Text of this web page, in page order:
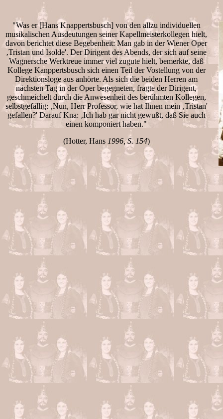
"Was er [Hans Knappertsbusch] von den allzu individuellen
musikalischen Ausdeutungen seiner Kapellmeisterkollegen hielt,
davon berichtet diese Begebenheit: Man gab in der Wiener Oper
‚Tristan und Isolde'. Der Dirigent des Abends, der sich auf seine
Wagnersche Werktreue immer viel zugute hielt, bemerkte, daß
Kollege Kanppertsbusch sich einen Teil der Vostellung von der
Direktionsloge aus anhörte. Als sich die beiden Herren am
nächsten Tag in der Oper begegneten, fragte der Dirigent,
geschmeichelt durch die Anwesenheit des berühmten Kollegen,
selbstgefällig: ‚Nun, Herr Professor, wie hat Ihnen mein ‚Tristan'
gefallen?' Darauf Kna: ‚Ich hab gar nicht gewußt, daß Sie auch
einen komponiert haben."
(Hotter, Hans 1996, S. 154)